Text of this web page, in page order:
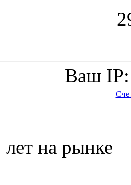
2
Ваш IP:
лет на рынке